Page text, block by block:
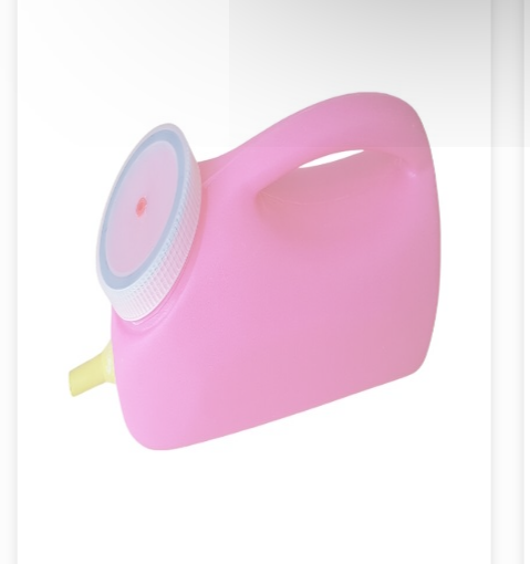
Réduction du stress
: Le mode
pour l’animal tout en assurant une
MODE D’EMPLOI :
Remplissez le réservoir de la quantité
Tenez le réservoir comme une
Une fois que les marquages du tube
positionné dans l’œsophage.
Le liquide s’écoule par gravité.